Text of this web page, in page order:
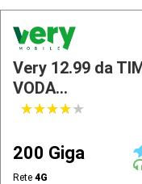
Very 12.99 da
VODA...
★★★★★
★★★★★
200 Giga
Rete 4G